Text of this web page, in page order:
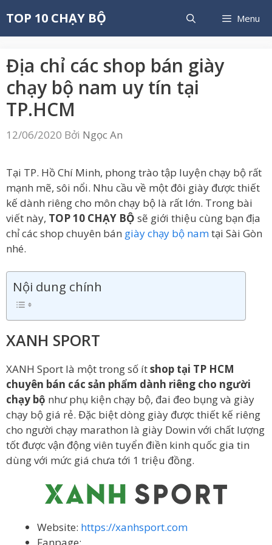
đến
nội
TOP 10 CHẠY BỘ Menu
Địa chỉ các shop bán giày
chạy bộ nam uy tín tại
TP.HCM
12/06/2020 Bởi Ngọc An
Tại TP. Hồ Chí Minh, phong trào tập luyện chạy bộ rất
mạnh mẽ, sôi nổi. Nhu cầu về một đôi giày được thiết
kế dành riêng cho môn chạy bộ là rất lớn. Trong bài
viết này, TOP 10 CHẠY BỘ sẽ giới thiệu cùng bạn địa
chỉ các shop chuyên bán giày chạy bộ namtại Sài Gòn
nhé.
Nội dung chính
XANH SPORT
XANH Sport là một trong số ítshop tại TP HCM
chuyên bán các sản phẩm dành riêng cho người
chạy bộ như phụ kiện chạy bộ, đai đeo bụng và giày
chạy bộ giá rẻ. Đặc biệt dòng giày được thiết kế riêng
cho người chạy marathon là giày Dowin với chất lượng
tốt được vận động viên tuyển điền kinh quốc gia tin
dùng với mức giá chưa tới 1 triệu đồng.
Website: https://xanhsport.com